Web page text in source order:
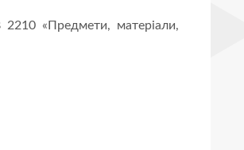
«Предмети, матеріали,